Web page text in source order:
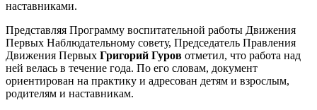
наставниками.
Представляя Программу воспитательной работы Движения
Первых Наблюдательному совету, Председатель Правления
Движения Первых Григорий Гуров отметил, что работа над
ней велась в течение года. По его словам, документ
ориентирован на практику и адресован детям и взрослым,
родителям и наставникам.